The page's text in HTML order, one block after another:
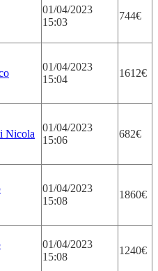
01/04/2023
15:03
744€
01/04/2023
15:04
1612€
Nicola
01/04/2023
15:06
682€
01/04/2023
15:08
1860€
01/04/2023
15:08
1240€